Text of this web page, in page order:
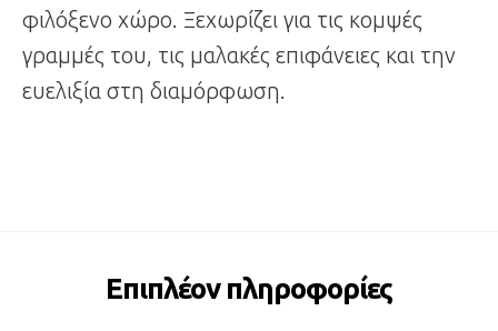
φιλόξενο χώρο. Ξεχωρίζει για τις κομψές
γραμμές του, τις μαλακές επιφάνειες και την
ευελιξία στη διαμόρφωση.
Επιπλέον πληροφορίες